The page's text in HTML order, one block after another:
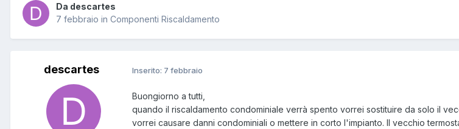
Da descartes
7 febbraio in Componenti Riscaldamento
descartes Inserito: 7 febbraio
Buongiorno a tutti,
quando il riscaldamento condominiale verrà spento vorrei sostituire da solo il
vorrei causare danni condominiali o mettere in corto l'impianto. Il vecchio